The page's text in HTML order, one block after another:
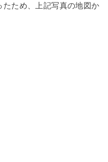
ため、上記写真の地図か